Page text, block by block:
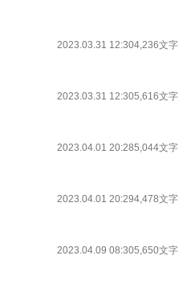
2023.03.31 12:304,236文字
2023.03.31 12:305,616文字
2023.04.01 20:285,044文字
2023.04.01 20:294,478文字
2023.04.09 08:305,650文字